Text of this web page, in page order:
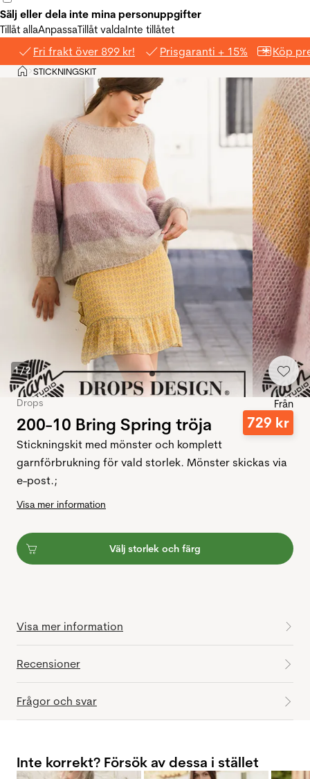
Sälj eller dela inte mina personuppgifter
Tillåt allaAnpassaTillåt valdaInte tillåtet
Fri frakt över 899 kr! Prisgaranti + 15% Köp
Hem
>STICKNINGSKIT
1/2
Drops
200-10 Bring Spring tröja
Från
729 kr
Stickningskit med mönster och komplett
garnförbrukning för vald storlek. Mönster skickas via
e-post.;
Visa mer information
Välj storlek och färg
Visa mer information
Recensioner
Frågor och svar
Inte korrekt? Försök av dessa i stället